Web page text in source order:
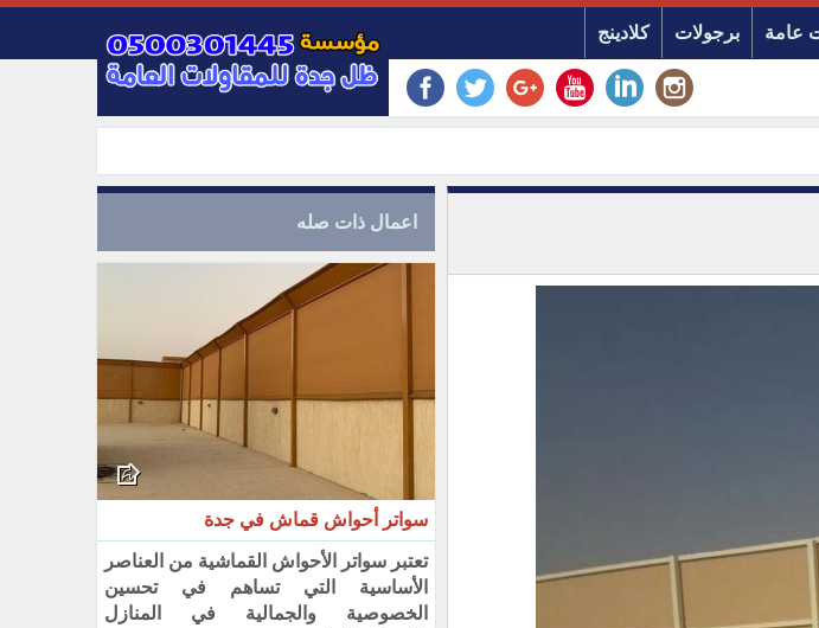
عامة برجولات كلادينج
اعمال ذات صله
سواتر أحواش قماش في جدة
تعتبر سواتر الأحواش القماشية من العناصر
الأساسية التي تساهم في تحسين
الخصوصية والجمالية في المنازل